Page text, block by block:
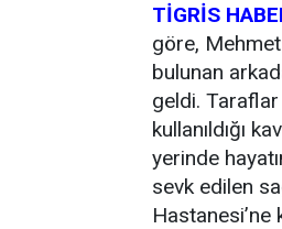
TİGRİS
göre,
bulunan
geldi. Taraflar
kullanıldığı
yerinde
sevk edilen
Hastanesi’ne